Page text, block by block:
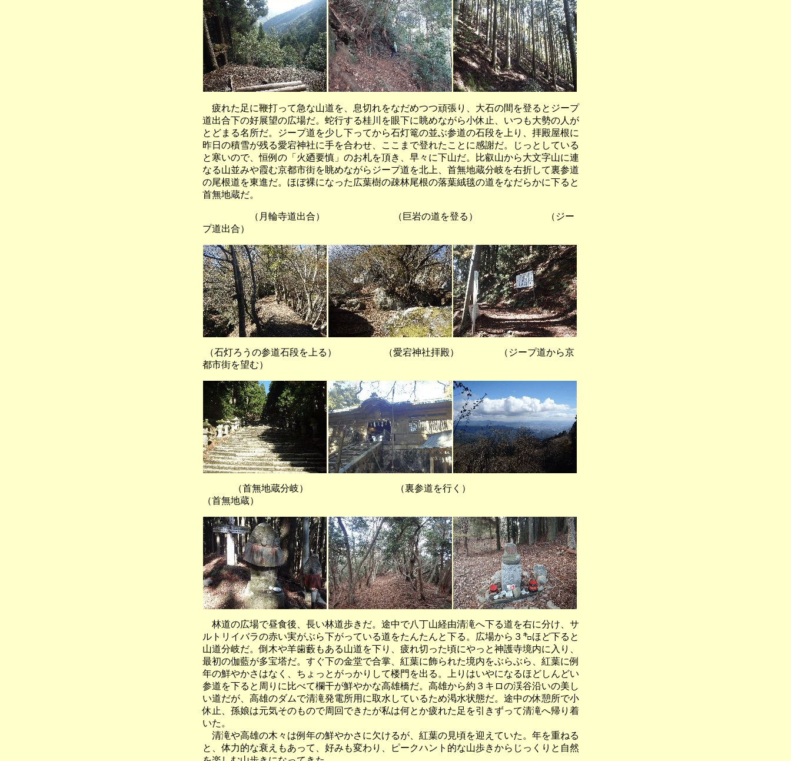
疲れた足に鞭打って急な山道を、息切れをなだめつつ頑張り、大石の間を登るとジープ
道出合下の好展望の広場だ。蛇行する桂川を眼下に眺めながら小休止、いつも大勢の人が
とどまる名所だ。ジープ道を少し下ってから石灯篭の並ぶ参道の石段を上り、拝殿屋根に
昨日の積雪が残る愛宕神社に手を合わせ、ここまで登れたことに感謝だ。じっとしている
と寒いので、恒例の「火廼要慎」のお札を頂き、早々に下山だ。比叡山から大文字山に連
なる山並みや霞む京都市街を眺めながらジープ道を北上、首無地蔵分岐を右折して裏参道
の尾根道を東進だ。ほぼ裸になった広葉樹の疎林尾根の落葉絨毯の道をなだらかに下ると
首無地蔵だ。
（月輪寺道出合） （巨岩の道を登る） （ジー
プ道出合）
（石灯ろうの参道石段を上る） （愛宕神社拝殿） （ジープ道から京
都市街を望む）
（首無地蔵分岐） （裏参道を行く）
（首無地蔵）
林道の広場で昼食後、長い林道歩きだ。途中で八丁山経由清滝へ下る道を右に分け、サ
ルトリイバラの赤い実がぶら下がっている道をたんたんと下る。広場から３㌔ほど下ると
山道分岐だ。倒木や羊歯藪もある山道を下り、疲れ切った頃にやっと神護寺境内に入り、
最初の伽藍が多宝塔だ。すぐ下の金堂で合掌、紅葉に飾られた境内をぶらぶら、紅葉に例
年の鮮やかさはなく、ちょっとがっかりして楼門を出る。上りはいやになるほどしんどい
参道を下ると周りに比べて欄干が鮮やかな高雄橋だ。高雄から約３キロの渓谷沿いの美し
い道だが、高雄のダムで清滝発電所用に取水しているため渇水状態だ。途中の休憩所で小
休止、孫娘は元気そのもので周回できたが私は何とか疲れた足を引きずって清滝へ帰り着
いた。
清滝や高雄の木々は例年の鮮やかさに欠けるが、紅葉の見頃を迎えていた。年を重ねる
と、体力的な衰えもあって、好みも変わり、ピークハント的な山歩きからじっくりと自然